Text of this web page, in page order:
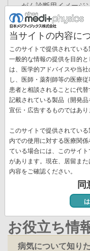
がん診断用イメージ
タット F18）の日本
スケアのサイトに移
2025年8月18日
システムメンテナン
2025年6月24日
「ノルウェーとの意
ペ
ー
ジ
り
先
ペ
ー
ジ
« 最初
前
ー
ジ
‹‹
ペ
ジ
1
ペ
ー
ジ
8
ペ
ー
ジ
9
次
ペ
ー
ジ
››
最
終
ペ
ー
最
新着情報一覧
お役立ち情
病気について知り
当サイトの内容に
このサイトで提供されてい
一般的な情報の提供を目的
は、医学的アドバイスや当
し、医師・薬剤師等の医療
患者と相談されることに代
記載されている製品（開発
宣伝・広告するものではあり
このサイトで提供されてい
内での使用に対する医療関
ている場合には、このサイ
があります。現在、居留ま
内容をご確認ください。
同